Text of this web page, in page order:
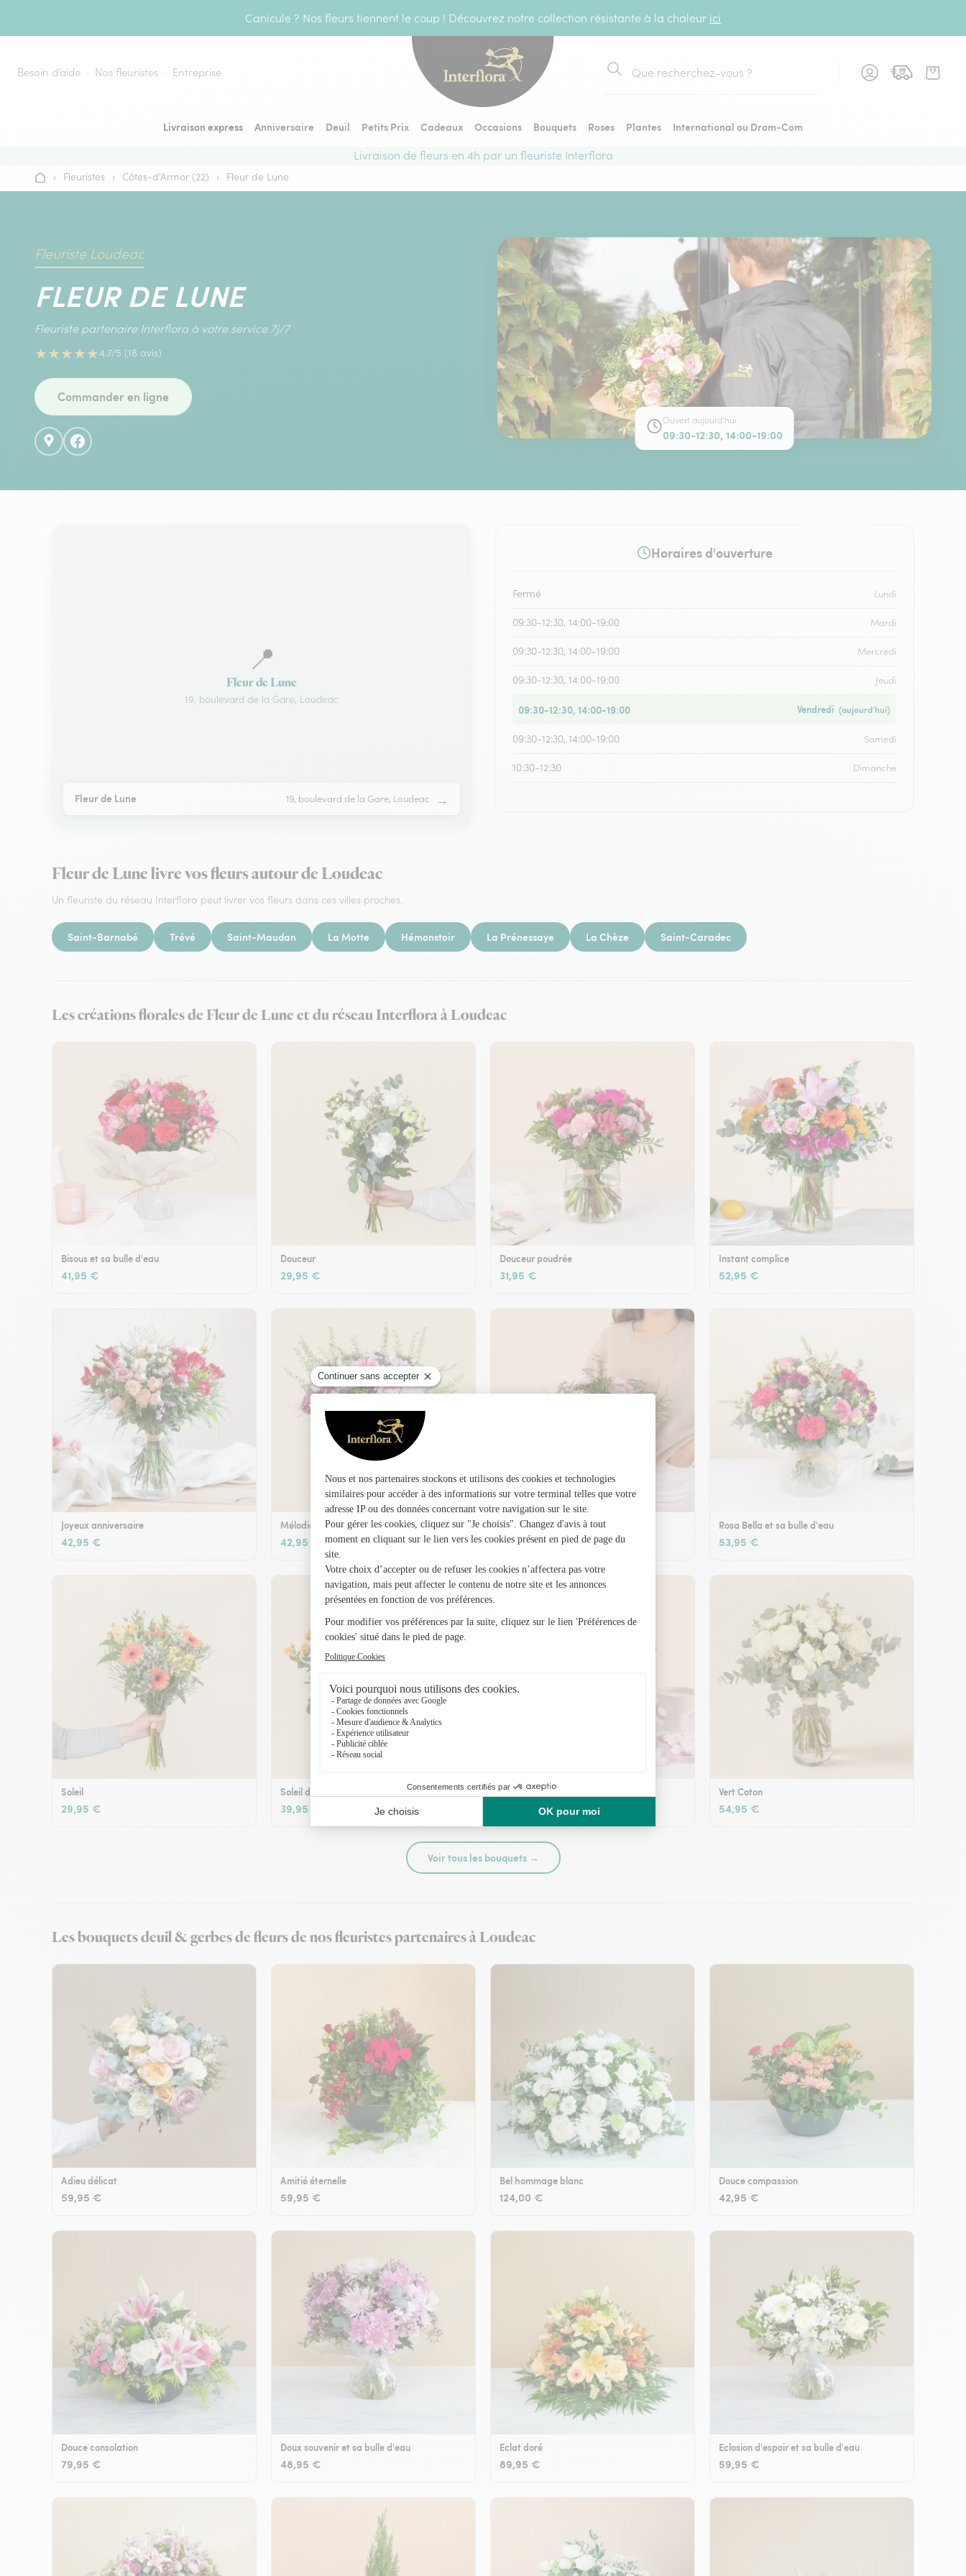
Canicule ? Nos fleurs tiennent le coup ! Découvrez notre collection résistante à la chaleur ici
Besoin d’aide Nos fleuristes Entreprise
Rechercher
Livraison express Anniversaire Deuil Petits Prix Cadeaux Occasions Bouquets Roses Plantes
International ou Drom-Com
Livraison de fleurs en 4h par un fleuriste Interflora
Accueil
› Fleuristes › Côtes-d'Armor (22) › Fleur de Lune
Fleuriste Loudeac
FLEUR DE LUNE
Fleuriste partenaire Interflora à votre service 7j/7
★★★★★4.7/5 (18 avis)
Commander en ligne
Ouvert aujourd'hui
09:30-12:30, 14:00-19:00
📍
Fleur de Lune
19, boulevard de la Gare, Loudeac
Fleur de Lune 19, boulevard de la Gare, Loudeac →
Horaires d'ouverture
Fermé Lundi
09:30-12:30, 14:00-19:00 Mardi
09:30-12:30, 14:00-19:00 Mercredi
09:30-12:30, 14:00-19:00 Jeudi
09:30-12:30, 14:00-19:00 Vendredi (aujourd’hui)
09:30-12:30, 14:00-19:00 Samedi
10:30-12:30 Dimanche
Fleur de Lune livre vos fleurs autour de Loudeac
Un fleuriste du réseau Interflora peut livrer vos fleurs dans ces villes proches.
Saint-Barnabé Trévé Saint-Maudan La Motte Hémonstoir La Prénessaye La Chèze Saint-Caradec
Les créations florales de Fleur de Lune et du réseau Interflora à Loudeac
Bisous et sa bulle d'eau
41,95 €
Douceur
29,95 €
Douceur poudrée
31,95 €
Instant complice
52,95 €
Joyeux anniversaire
42,95 €
Mélodie et son vase offert
42,95 €
Plaisir fleuri
36,95 €
Rosa Bella et sa bulle d'eau
53,95 €
Soleil
29,95 €
Soleil d'été
39,95 €
Tutti frutti
44,95 €
Vert Coton
54,95 €
Voir tous les bouquets →
Les bouquets deuil & gerbes de fleurs de nos fleuristes partenaires à Loudeac
Adieu délicat
59,95 €
Amitié éternelle
59,95 €
Bel hommage blanc
124,00 €
Douce compassion
42,95 €
Douce consolation
79,95 €
Doux souvenir et sa bulle d'eau
48,95 €
Eclat doré
89,95 €
Eclosion d'espoir et sa bulle d'eau
59,95 €